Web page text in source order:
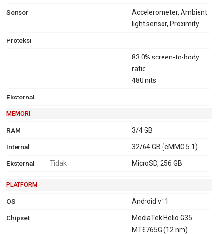
Sensor
Accelerometer, Ambient
light sensor, Proximity
Proteksi
83.0% screen-to-body
ratio
480 nits
Eksternal
MEMORI
RAM 3/4 GB
Internal 32/64 GB (eMMC 5.1)
Eksternal Tidak MicroSD, 256 GB
PLATFORM
OS Android v11
Chipset
MediaTek Helio G35
MT6765G (12 nm)